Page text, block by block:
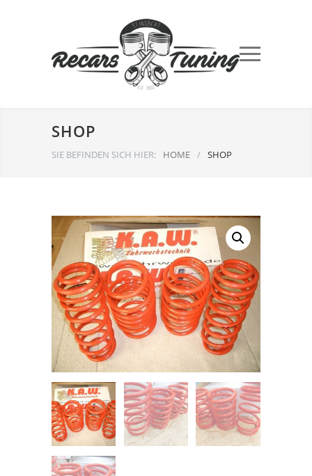
SHOP
SIE BEFINDEN SICH HIER: HOME / SHOP